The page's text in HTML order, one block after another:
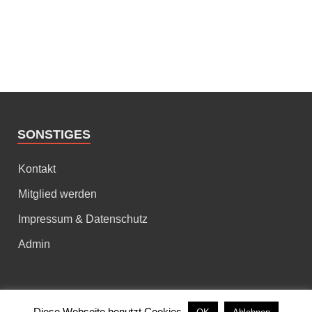
SONSTIGES
Kontakt
Mitglied werden
Impressum & Datenschutz
Admin
Copyright © 2026TuS Altenheim e.V..